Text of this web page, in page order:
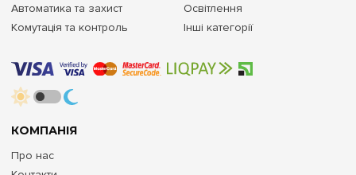
КОМПАНІЯ
Про нас
Автоматика та захист
Комутація та контроль
Освітлення
Інші категорії